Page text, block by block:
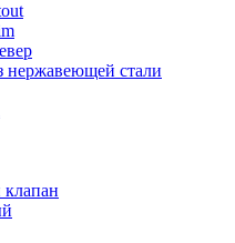
нержавеющей стали
клапан